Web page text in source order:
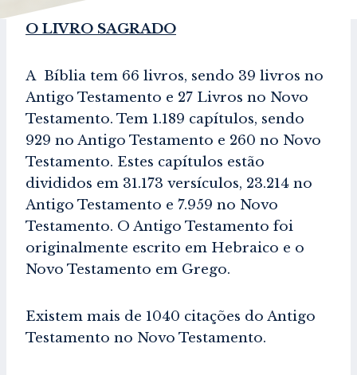
O LIVRO SAGRADO
A Bíblia tem 66 livros, sendo 39 livros no
Antigo Testamento e 27 Livros no Novo
Testamento. Tem 1.189 capítulos, sendo
929 no Antigo Testamento e 260 no Novo
Testamento. Estes capítulos estão
divididos em 31.173 versículos, 23.214 no
Antigo Testamento e 7.959 no Novo
Testamento. O Antigo Testamento foi
originalmente escrito em Hebraico e o
Novo Testamento em Grego.
Existem mais de 1040 citações do Antigo
Testamento no Novo Testamento.